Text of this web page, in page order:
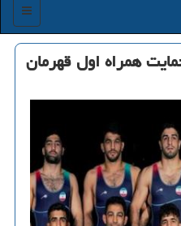
منو
همراه اول قهرمان